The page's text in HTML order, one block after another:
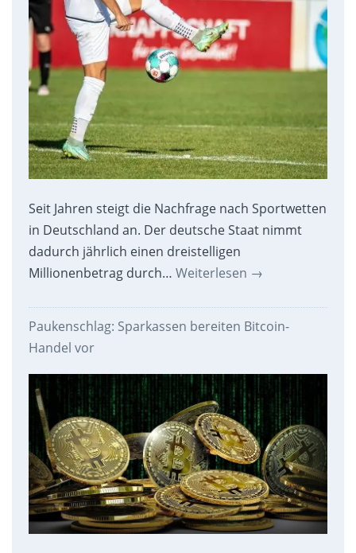
Seit Jahren steigt die Nachfrage nach Sportwetten
in Deutschland an. Der deutsche Staat nimmt
dadurch jährlich einen dreistelligen
Millionenbetrag durch… Weiterlesen →
Paukenschlag: Sparkassen bereiten Bitcoin-
Handel vor